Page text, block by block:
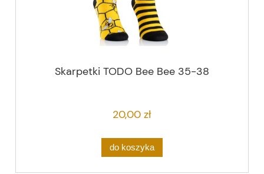
Skarpetki TODO Bee Bee 35-38
20,00 zł
do koszyka